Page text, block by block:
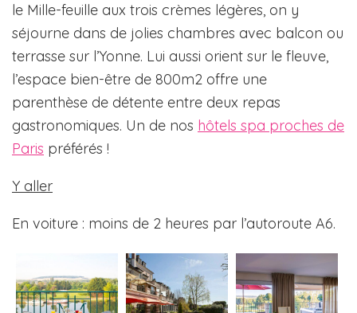
le Mille-feuille aux trois crèmes légères, on y
séjourne dans de jolies chambres avec balcon ou
terrasse sur l’Yonne. Lui aussi orient sur le fleuve,
l’espace bien-être de 800m2 offre une
parenthèse de détente entre deux repas
gastronomiques. Un de nos hôtels spa proches de
Paris préférés !
Y aller
En voiture : moins de 2 heures par l’autoroute A6.